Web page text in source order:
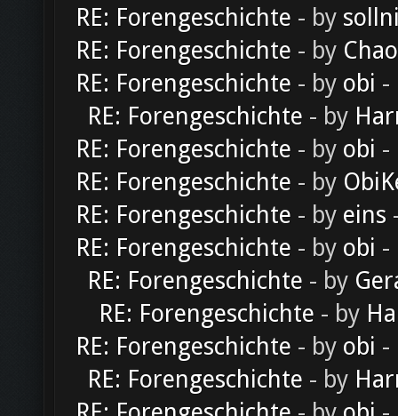
RE: Forengeschichte - by
RE: Forengeschichte - by
RE: Forengeschichte - by obi -
RE: Forengeschichte - by
RE: Forengeschichte - by obi -
RE: Forengeschichte - by
RE: Forengeschichte - by eins
RE: Forengeschichte - by obi -
RE: Forengeschichte - by
RE: Forengeschichte - by
RE: Forengeschichte - by obi -
RE: Forengeschichte - by